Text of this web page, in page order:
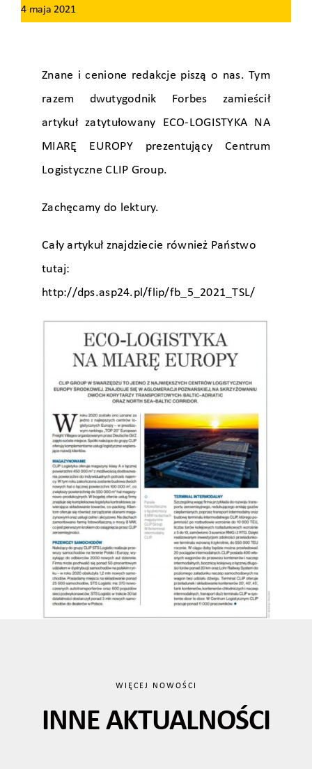
4 maja 2021
Znane i cenione redakcje piszą o nas. Tym
razem dwutygodnik Forbes zamieścił
artykuł zatytułowany ECO-LOGISTYKA NA
MIARĘ EUROPY prezentujący Centrum
Logistyczne CLIP Group.
Zachęcamy do lektury.
Cały artykuł znajdziecie również Państwo
tutaj:
http://dps.asp24.pl/flip/fb_5_2021_TSL/
WIĘCEJ NOWOŚCI
INNE AKTUALNOŚCI